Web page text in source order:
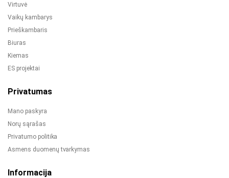
Virtuvė
Vaikų kambarys
Prieškambaris
Biuras
Kiemas
ES projektai
Privatumas
Mano paskyra
Norų sąrašas
Privatumo politika
Asmens duomenų tvarkymas
Informacija